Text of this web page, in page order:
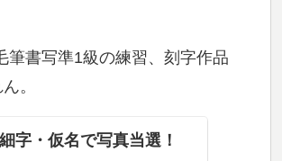
筆書写準1級の練習、刻字作品
。
字・仮名で写真当選！